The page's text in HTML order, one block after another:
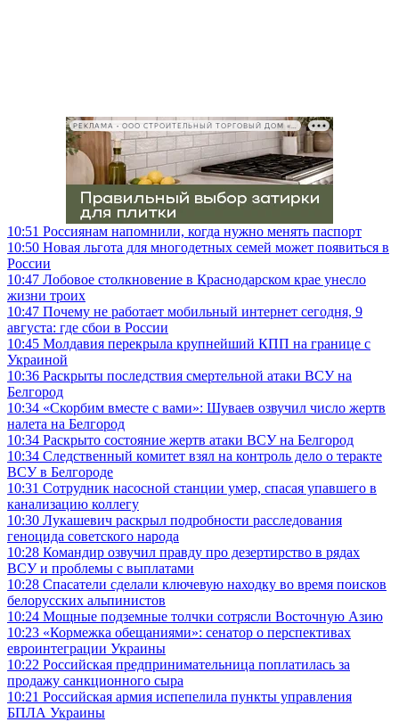
10:51 Россиянам напомнили, когда нужно менять паспорт
10:50 Новая льгота для многодетных семей может появиться в
России
10:47 Лобовое столкновение в Краснодарском крае унесло
жизни троих
10:47 Почему не работает мобильный интернет сегодня, 9
августа: где сбои в России
10:45 Молдавия перекрыла крупнейший КПП на границе с
Украиной
10:36 Раскрыты последствия смертельной атаки ВСУ на
Белгород
10:34 «Скорбим вместе с вами»: Шуваев озвучил число жертв
налета на Белгород
10:34 Раскрыто состояние жертв атаки ВСУ на Белгород
10:34 Следственный комитет взял на контроль дело о теракте
ВСУ в Белгороде
10:31 Сотрудник насосной станции умер, спасая упавшего в
канализацию коллегу
10:30 Лукашевич раскрыл подробности расследования
геноцида советского народа
10:28 Командир озвучил правду про дезертирство в рядах
ВСУ и проблемы с выплатами
10:28 Спасатели сделали ключевую находку во время поисков
белорусских альпинистов
10:24 Мощные подземные толчки сотрясли Восточную Азию
10:23 «Кормежка обещаниями»: сенатор о перспективах
евроинтеграции Украины
10:22 Российская предпринимательница поплатилась за
продажу санкционного сыра
10:21 Российская армия испепелила пункты управления
БПЛА Украины